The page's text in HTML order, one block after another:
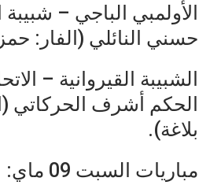
الأولمبي الباجي –
حسني النائلي (الفار:
الشبيبة القيروانية –
الحكم أشرف الحركاتي
بلاغة).
مباريات السبت 09 ماي: